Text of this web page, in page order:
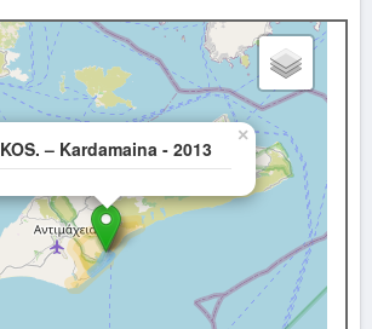
KOS. – Kardamaina - 2013
×